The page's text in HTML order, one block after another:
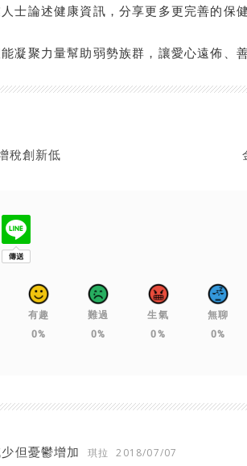
人士論述健康資訊，分享更多更完善的保
凝聚力量幫助弱勢族群，讓愛心遠佈、
稅創新低
有趣
0%
難過
0%
生氣
0%
無聊
0%
但憂鬱增加 琪拉 2018/07/07